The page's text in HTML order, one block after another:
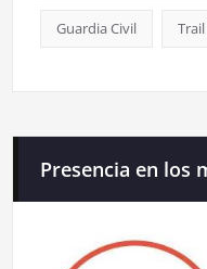
Guardia Civil Trail
Presencia en los